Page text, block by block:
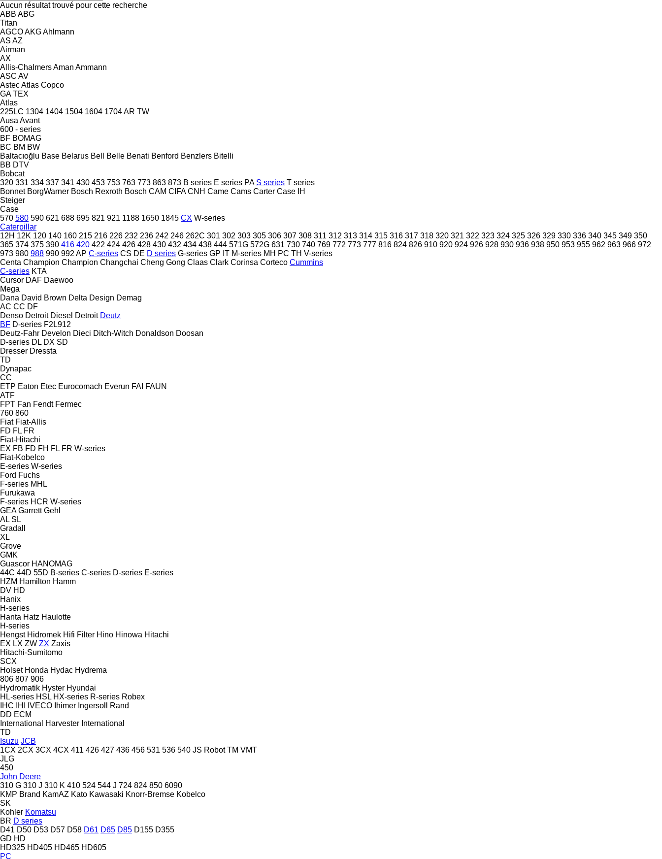
Aucun résultat trouvé pour cette recherche
ABB ABG
Titan
AGCOAKGAhlmann
AS AZ
Airman
AX
Allis-ChalmersAman Ammann
ASC AV
AstecAtlas Copco
GA TEX
Atlas
225LC 1304 1404 1504 1604 1704AR TW
Ausa Avant
600 - series
BF BOMAG
BC BM BW
Baltacıoğlu Base Belarus Bell Belle Benati Benford Benzlers Bitelli
BB DTV
Bobcat
320 331 334 337 341 430 453 753 763 773 863 873 B series E series PA S series T series
Bonnet BorgWarner Bosch Rexroth Bosch CAM CIFA CNH Came Cams Carter Case IH
Steiger
Case
570 580 590 621 688 695 821 921 1188 1650 1845 CX W-series
Caterpillar
12H 12K 120 140 160 215 216 226 232 236 242 246 262C 301 302 303 305 306 307 308 311 312 313 314 315 316 317 318 320 321 322 323 324 325 326 329 330 336 340 345 349 350
365 374 375 390 416 420 422 424 426 428 430 432 434 438 444 571G 572G 631 730 740 769 772 773 777 816 824 826 910 920 924 926 928 930 936 938 950 953 955 962 963 966 972
973 980 988 990 992 AP C-series CS DE D series G-series GP IT M-series MH PC TH V-series
Centa Champion Champion Changchai Cheng Gong Claas Clark Corinsa Corteco Cummins
C-series KTA
Cursor DAF Daewoo
Mega
Dana David Brown Delta Design Demag
AC CC DF
Denso Detroit Diesel Detroit Deutz
BF D-series F2L912
Deutz-Fahr Develon Dieci Ditch-Witch Donaldson Doosan
D-series DL DX SD
Dresser Dressta
TD
Dynapac
CC
ETP Eaton Etec Eurocomach Everun FAI FAUN
ATF
FPT Fan Fendt Fermec
760 860
Fiat Fiat-Allis
FD FL FR
Fiat-Hitachi
EX FB FD FH FL FR W-series
Fiat-Kobelco
E-series W-series
Ford Fuchs
F-series MHL
Furukawa
F-series HCR W-series
GEA Garrett Gehl
AL SL
Gradall
XL
Grove
GMK
Guascor HANOMAG
44C 44D 55D B-series C-series D-series E-series
HZM Hamilton Hamm
DV HD
Hanix
H-series
Hanta Hatz Haulotte
H-series
Hengst Hidromek Hifi Filter Hino Hinowa Hitachi
EX LX ZW ZX Zaxis
Hitachi-Sumitomo
SCX
Holset Honda Hydac Hydrema
806 807 906
Hydromatik Hyster Hyundai
HL-series HSL HX-series R-series Robex
IHC
IHI IVECO Ihimer Ingersoll Rand
DD ECM
International Harvester International
TD
Isuzu JCB
1CX 2CX 3CX 4CX 411 426 427 436 456 531 536 540 JS Robot TM VMT
JLG
450
John Deere
310 G 310 J 310 K 410 524 544 J 724 824 850 6090
KMP Brand KamAZ Kato Kawasaki Knorr-Bremse Kobelco
SK
Kohler Komatsu
BR D series
D41 D50 D53 D57 D58 D61 D65 D85 D155 D355
GD HD
HD325 HD405 HD465 HD605
PC